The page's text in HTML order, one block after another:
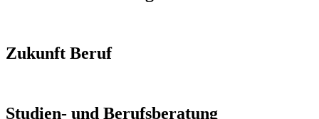
Zukunft Beruf
Studien- und Berufsberatung